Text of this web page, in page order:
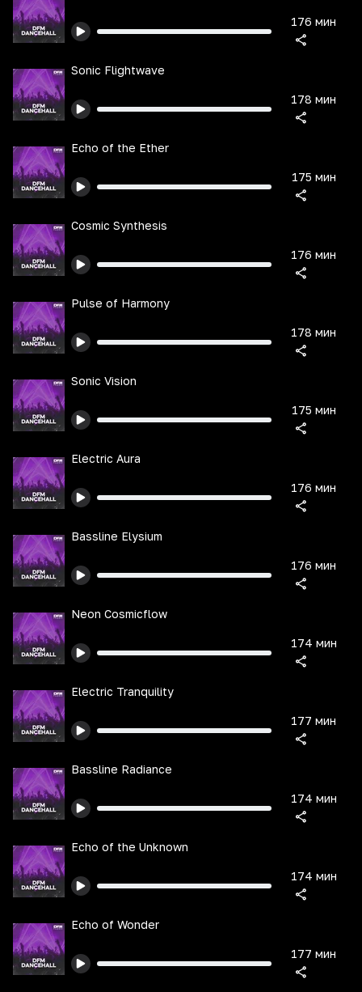
176 мин
Sonic Flightwave
178 мин
Echo of the Ether
175 мин
Cosmic Synthesis
176 мин
Pulse of Harmony
178 мин
Sonic Vision
175 мин
Electric Aura
176 мин
Bassline Elysium
176 мин
Neon Cosmicflow
174 мин
Electric Tranquility
177 мин
Bassline Radiance
174 мин
Echo of the Unknown
174 мин
Echo of Wonder
177 мин